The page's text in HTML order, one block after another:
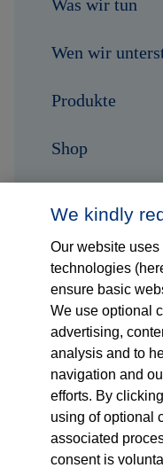
Was wir tun
Wen wir
Produkte
Shop
Kontakt
Folge uns auf...
Impressum
We kindly
Our website
technologies
ensure basic
We use optional
advertising,
analysis and to
navigation and
efforts. By
using of optional
associated
consent is